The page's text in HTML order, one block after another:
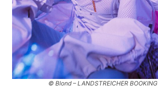
© Blond – LANDSTREICHER